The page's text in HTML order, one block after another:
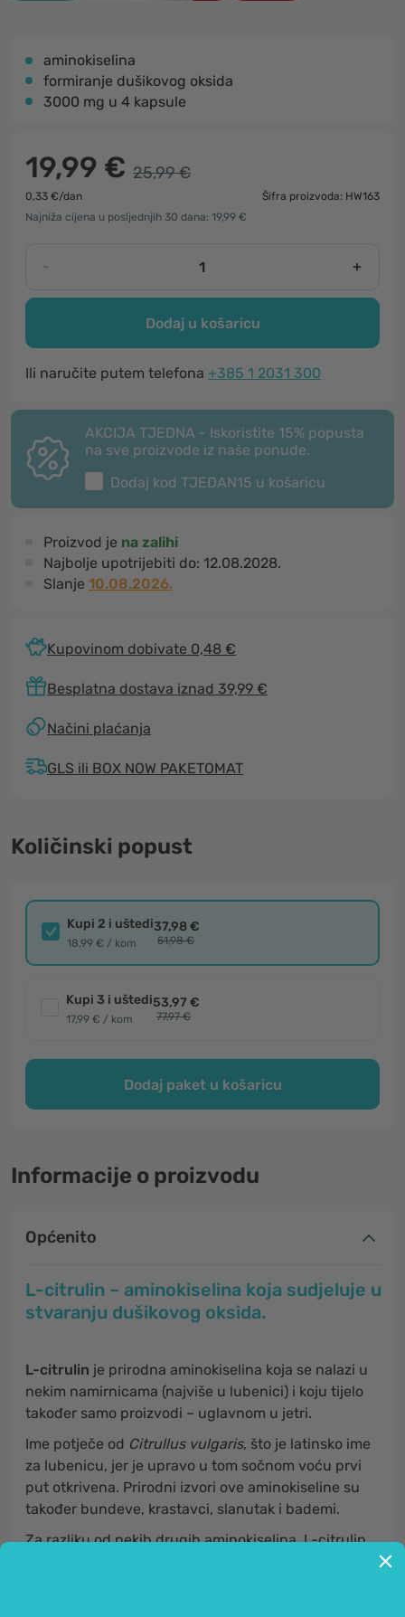
aminokiselina
formiranje dušikovog oksida
3000 mg u 4 kapsule
19,99 € 25,99 €
0,33 €/dan
Šifra proizvoda: HW163
Najniža cijena u posljednjih 30 dana: 19,99 €
- +
Dodaj u košaricu
Ili naručite putem telefona +385 1 2031 300
AKCIJA TJEDNA - Iskoristite 15% popusta
na sve proizvode iz naše ponude.
Dodaj kod TJEDAN15 u košaricu
Proizvod je na zalihi
Najbolje upotrijebiti do: 12.08.2028.
Slanje 10.08.2026.
Kupovinom dobivate 0,48 €
Besplatna dostava iznad 39,99 €
Načini plaćanja
GLS ili BOX NOW PAKETOMAT
Količinski popust
Kupi 2 i uštedi
18,99 € / kom
37,98 €
51,98 €
Kupi 3 i uštedi
17,99 € / kom
53,97 €
77,97 €
Dodaj paket u košaricu
Informacije o proizvodu
Općenito
L-citrulin – aminokiselina koja sudjeluje u
stvaranju dušikovog oksida.
L-citrulin je prirodna aminokiselina koja se nalazi u
nekim namirnicama (najviše u lubenici) i koju tijelo
također samo proizvodi – uglavnom u jetri.
Ime potječe od Citrullus vulgaris, što je latinsko ime
za lubenicu, jer je upravo u tom sočnom voću prvi
put otkrivena. Prirodni izvori ove aminokiseline su
također bundeve, krastavci, slanutak i bademi.
Za razliku od nekih drugih aminokiselina, L-citrulin